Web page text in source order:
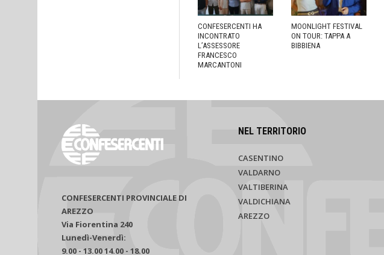
CONFESERCENTI HA
INCONTRATO
L’ASSESSORE
FRANCESCO
MARCANTONI
MOONLIGHT FESTIVAL
ON TOUR: TAPPA A
BIBBIENA
CONFESERCENTI PROVINCIALE DI
AREZZO
Via Fiorentina 240
Lunedì-Venerdì:
9.00 - 13.00 14.00 - 18.00
NEL TERRITORIO
CASENTINO
VALDARNO
VALTIBERINA
VALDICHIANA
AREZZO